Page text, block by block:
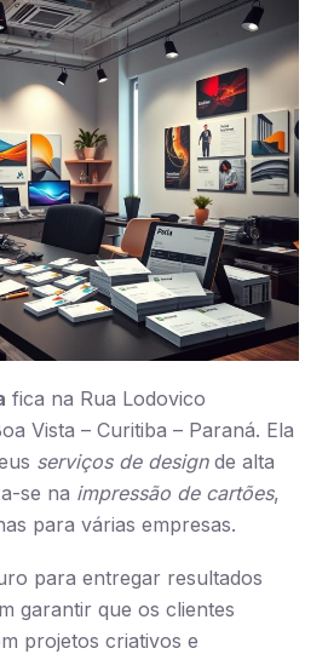
fica na Rua Lodovico
Vista – Curitiba – Paraná. Ela
serviços de designde alta
se na impressão de cartões,
para várias empresas.
para entregar resultados
garantir que os clientes
projetos criativos e